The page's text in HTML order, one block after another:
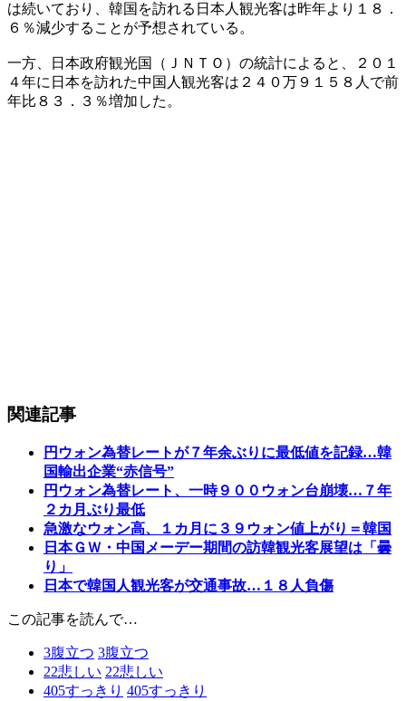
は続いており、韓国を訪れる日本人観光客は昨年より１８．
６％減少することが予想されている。
一方、日本政府観光国（ＪＮＴＯ）の統計によると、２０１
４年に日本を訪れた中国人観光客は２４０万９１５８人で前
年比８３．３％増加した。
関連記事
円ウォン為替レートが７年余ぶりに最低値を記録…韓
国輸出企業“赤信号”
円ウォン為替レート、一時９００ウォン台崩壊…７年
２カ月ぶり最低
急激なウォン高、１カ月に３９ウォン値上がり＝韓国
日本ＧＷ・中国メーデー期間の訪韓観光客展望は「曇
り」
日本で韓国人観光客が交通事故…１８人負傷
この記事を読んで…
3腹立つ 3腹立つ
22悲しい 22悲しい
405すっきり 405すっきり